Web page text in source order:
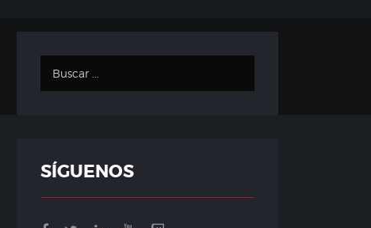
SÍGUENOS